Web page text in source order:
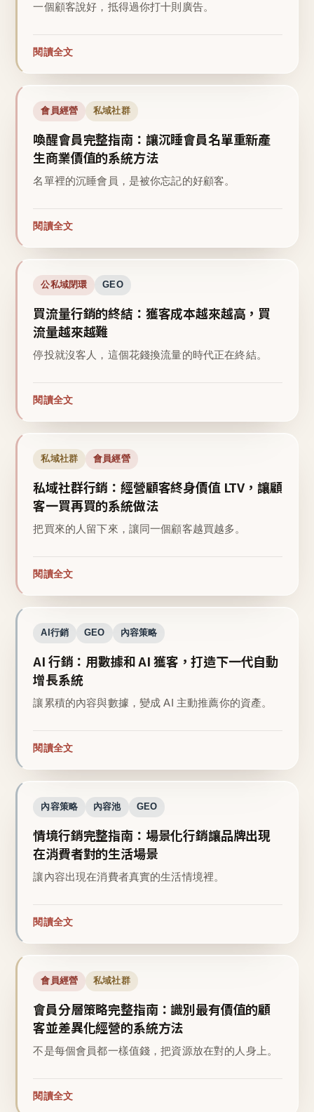
一個顧客說好，抵得過你打十則廣告。
閱讀全文
會員經營 私域社群
喚醒會員完整指南：讓沉睡會員名單重新產
生商業價值的系統方法
名單裡的沉睡會員，是被你忘記的好顧客。
閱讀全文
公私域閉環 GEO
買流量行銷的終結：獲客成本越來越高，買
流量越來越難
停投就沒客人，這個花錢換流量的時代正在終結。
閱讀全文
私域社群 會員經營
私域社群行銷：經營顧客終身價值 LTV，讓顧
客一買再買的系統做法
把買來的人留下來，讓同一個顧客越買越多。
閱讀全文
AI行銷 GEO 內容策略
AI 行銷：用數據和 AI 獲客，打造下一代自動
增長系統
讓累積的內容與數據，變成 AI 主動推薦你的資產。
閱讀全文
內容策略 內容池 GEO
情境行銷完整指南：場景化行銷讓品牌出現
在消費者對的生活場景
讓內容出現在消費者真實的生活情境裡。
閱讀全文
會員經營 私域社群
會員分層策略完整指南：識別最有價值的顧
客並差異化經營的系統方法
不是每個會員都一樣值錢，把資源放在對的人身上。
閱讀全文